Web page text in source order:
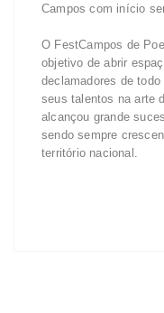
Campos com início
O FestCampos de
objetivo de abrir
declamadores de
seus talentos na arte
alcançou grande
sendo sempre
território nacional.